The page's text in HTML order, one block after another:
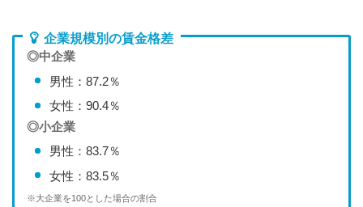
企業規模別の賃金格差
◎中企業
男性：87.2％
女性：90.4％
◎小企業
男性：83.7％
女性：83.5％
※大企業を100とした場合の割合